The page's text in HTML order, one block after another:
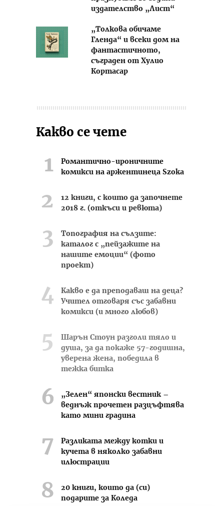
издателство „Лист“
„Толкова обичаме
Гленда“ и всеки дом на
фантастичното,
съграден от Хулио
Кортасар
Какво се чете
Романтично-ироничните
комикси на аржентинеца Szoka
12 книги, с които да започнете
2018 г. (откъси и ревюта)
Топография на сълзите:
каталог с „пейзажите на
нашите емоции“ (фото
проект)
Какво е да преподаваш на деца?
Учител отговаря със забавни
комикси (и много любов)
Шарън Стоун разголи тяло и
душа, за да покаже 57-годишна,
уверена жена, победила в
тежка битка
„Зелен“ японски вестник –
веднъж прочетен разцъфтява
като мини градина
Разликата между котки и
кучета в няколко забавни
илюстрации
20 книги, които да (си)
подарите за Коледа